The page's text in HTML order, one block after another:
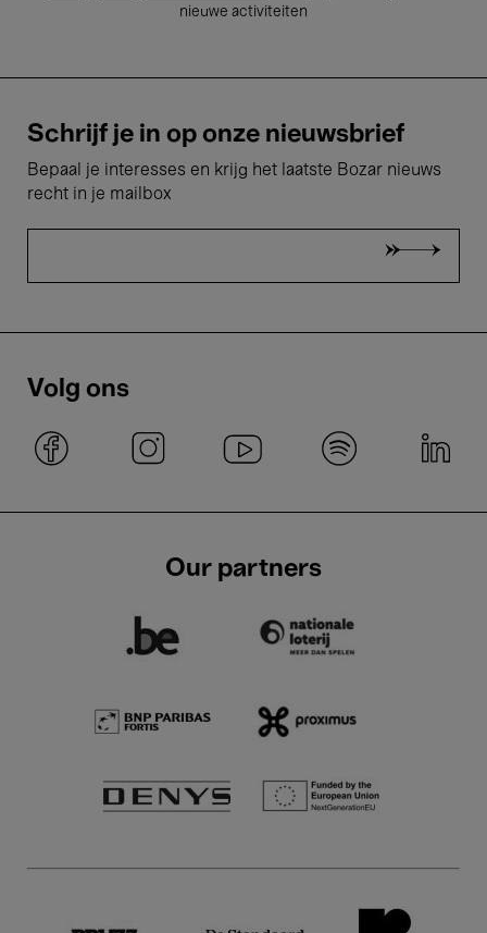
nieuwe activiteiten
Schrijf je in op onze nieuwsbrief
Bepaal je interesses en krijg het laatste Bozar nieuws
recht in je mailbox
Volg ons
Our partners